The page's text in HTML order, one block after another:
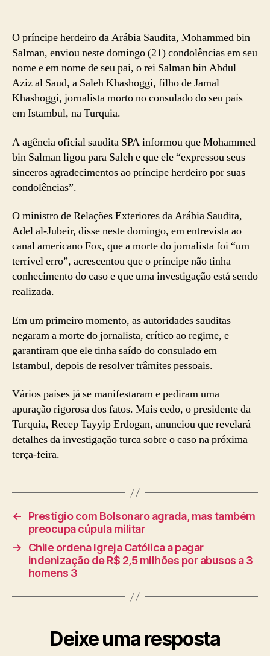
O príncipe herdeiro da Arábia Saudita, Mohammed bin
Salman, enviou neste domingo (21) condolências em seu
nome e em nome de seu pai, o rei Salman bin Abdul
Aziz al Saud, a Saleh Khashoggi, filho de Jamal
Khashoggi, jornalista morto no consulado do seu país
em Istambul, na Turquia.
A agência oficial saudita SPA informou que Mohammed
bin Salman ligou para Saleh e que ele “expressou seus
sinceros agradecimentos ao príncipe herdeiro por suas
condolências”.
O ministro de Relações Exteriores da Arábia Saudita,
Adel al-Jubeir, disse neste domingo, em entrevista ao
canal americano Fox, que a morte do jornalista foi “um
terrível erro”, acrescentou que o príncipe não tinha
conhecimento do caso e que uma investigação está sendo
realizada.
Em um primeiro momento, as autoridades sauditas
negaram a morte do jornalista, crítico ao regime, e
garantiram que ele tinha saído do consulado em
Istambul, depois de resolver trâmites pessoais.
Vários países já se manifestaram e pediram uma
apuração rigorosa dos fatos. Mais cedo, o presidente da
Turquia, Recep Tayyip Erdogan, anunciou que revelará
detalhes da investigação turca sobre o caso na próxima
terça-feira.
←
Prestígio com Bolsonaro agrada, mas também
preocupa cúpula militar
→
Chile ordena Igreja Católica a pagar
indenização de R$ 2,5 milhões por abusos a 3
homens 3
Deixe uma resposta